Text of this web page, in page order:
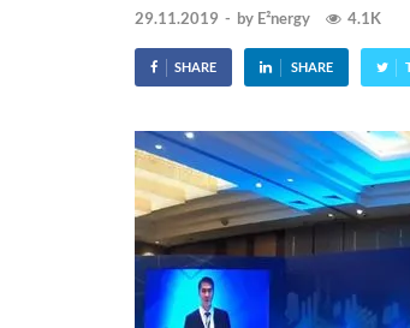
29.11.2019 - by E²nergy 4.1K
SHARE SHARE